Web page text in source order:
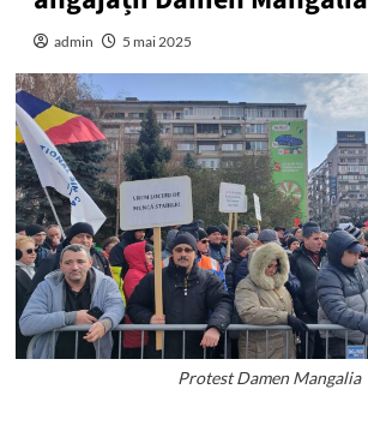
admin 5 mai 2025
Protest Damen Mangalia